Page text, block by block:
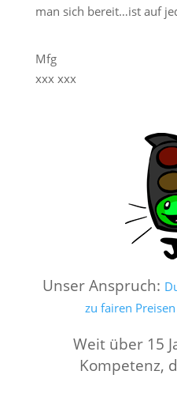
man sich bereit…ist auf
Mfg
xxx xxx
Unser Anspruch:
zu fairen Preisen
Weit über 15
Kompetenz,